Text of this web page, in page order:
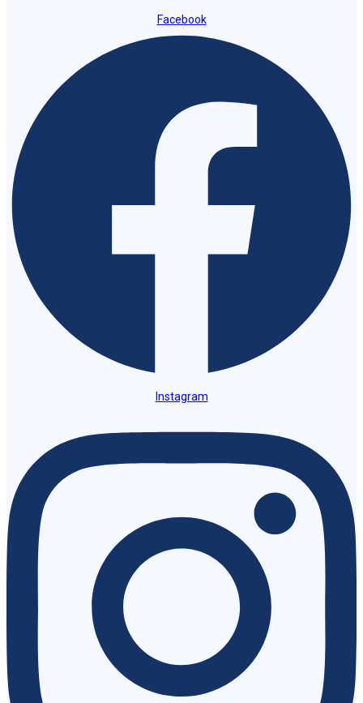
Facebook
Instagram